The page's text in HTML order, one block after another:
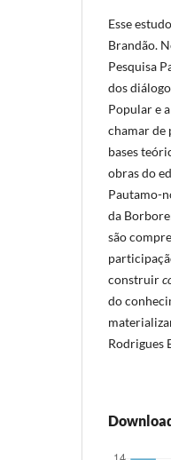
Esse
Brandão.
Pesquisa
dos
Popular e
chamar de
bases
obras do
Pautamo-
da
são
construir
do
Rodrigues